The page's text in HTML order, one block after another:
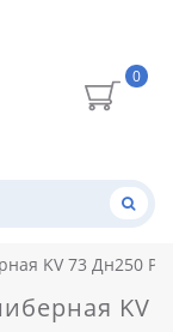
0
KV 73 Дн250
KV